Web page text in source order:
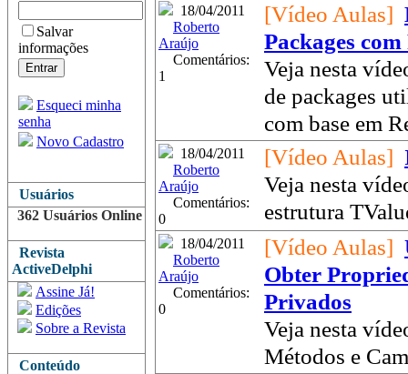
Salvar
informações
Esqueci minha
senha
Novo Cadastro
Usuários
362 Usuários Online
Revista
ActiveDelphi
Assine Já!
Edições
Sobre a Revista
Conteúdo
18/04/2011
Roberto
Araújo
Comentários:
1
[Vídeo Aulas]
Packages
Veja nesta
de packages
com base em
18/04/2011
Roberto
Araújo
Comentários:
0
[Vídeo Aulas]
Veja nesta
estrutura
18/04/2011
Roberto
Araújo
Comentários:
0
[Vídeo Aulas]
Obter
Privados
Veja nesta
Métodos e